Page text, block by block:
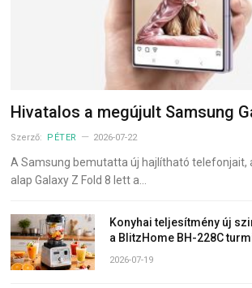
Hivatalos a megújult Samsung
Szerző: PÉTER 2026-07-22
A Samsung bemutatta új hajlítható telefonjait,
alap Galaxy Z Fold 8 lett a…
Konyhai teljesítmény új
a BlitzHome BH-228C
2026-07-19